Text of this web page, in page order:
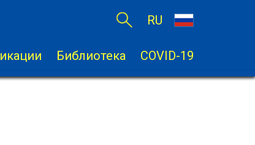
RU
Библиотека COVID-19